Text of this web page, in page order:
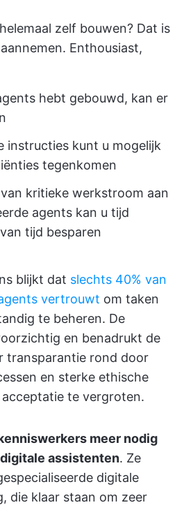
zelf bouwen? Dat is
Enthousiast,
hebt gebouwd, kan er
instructies kunt u mogelijk
tegenkomen
kritieke werkstroom aan
agents kan u tijd
tijd besparen
blijkt dat slechts 40% van
vertrouwt om taken
te beheren. De
en benadrukt de
transparantie rond door
en sterke ethische
te vergroten.
meer nodig
assistenten. Ze
digitale
die klaar staan om zeer